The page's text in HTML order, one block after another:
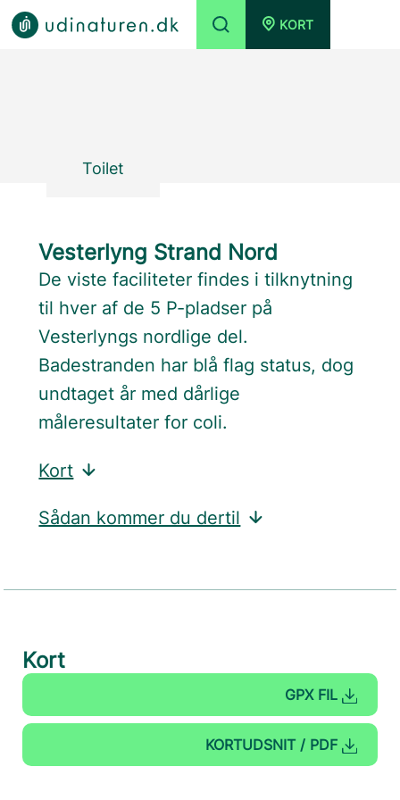
KORT
Toilet
Vesterlyng Strand Nord
De viste faciliteter findes i tilknytning
til hver af de 5 P-pladser på
Vesterlyngs nordlige del.
Badestranden har blå flag status, dog
undtaget år med dårlige
måleresultater for coli.
Kort
Sådan kommer du dertil
Kort
GPX FIL
KORTUDSNIT / PDF